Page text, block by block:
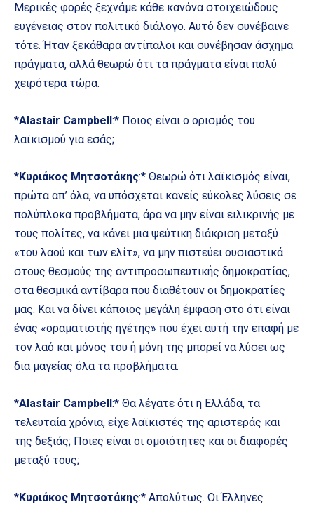
Μερικές φορές ξεχνάμε κάθε κανόνα στοιχειώδους
ευγένειας στον πολιτικό διάλογο. Αυτό δεν συνέβαινε
τότε. Ήταν ξεκάθαρα αντίπαλοι και συνέβησαν άσχημα
πράγματα, αλλά θεωρώ ότι τα πράγματα είναι πολύ
χειρότερα τώρα.
*Alastair Campbell :* Ποιος είναι ο ορισμός του
λαϊκισμού για εσάς;
*Κυριάκος Μητσοτάκης:* Θεωρώ ότι λαϊκισμός είναι,
πρώτα απ’ όλα, να υπόσχεται κανείς εύκολες λύσεις σε
πολύπλοκα προβλήματα, άρα να μην είναι ειλικρινής με
τους πολίτες, να κάνει μια ψεύτικη διάκριση μεταξύ
«του λαού και των ελίτ», να μην πιστεύει ουσιαστικά
στους θεσμούς της αντιπροσωπευτικής δημοκρατίας,
στα θεσμικά αντίβαρα που διαθέτουν οι δημοκρατίες
μας. Και να δίνει κάποιος μεγάλη έμφαση στο ότι είναι
ένας «οραματιστής ηγέτης» που έχει αυτή την επαφή με
τον λαό και μόνος του ή μόνη της μπορεί να λύσει ως
δια μαγείας όλα τα προβλήματα.
*Alastair Campbell :* Θα λέγατε ότι η Ελλάδα, τα
τελευταία χρόνια, είχε λαϊκιστές της αριστεράς και
της δεξιάς; Ποιες είναι οι ομοιότητες και οι διαφορές
μεταξύ τους;
*Κυριάκος Μητσοτάκης:* Απολύτως. Οι Έλληνες